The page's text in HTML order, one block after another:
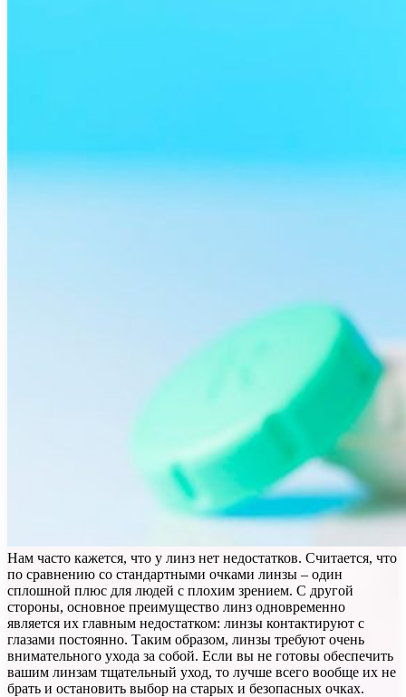
Нам часто кажется, что у линз нет недостатков. Считается, что
по сравнению со стандартными очками линзы – один
сплошной плюс для людей с плохим зрением. С другой
стороны, основное преимущество линз одновременно
является их главным недостатком: линзы контактируют с
глазами постоянно. Таким образом, линзы требуют очень
внимательного ухода за собой. Если вы не готовы обеспечить
вашим линзам тщательный уход, то лучше всего вообще их не
брать и остановить выбор на старых и безопасных очках.